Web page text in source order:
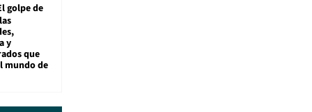
golpe de
y
que
mundo de